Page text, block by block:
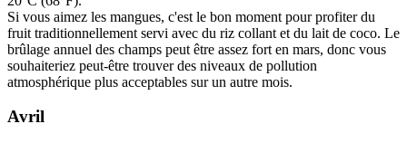
Si vous aimez les mangues, c'est le bon moment pour profiter du
fruit traditionnellement servi avec du riz collant et du lait de coco. Le
brûlage annuel des champs peut être assez fort en mars, donc vous
souhaiteriez peut-être trouver des niveaux de pollution
atmosphérique plus acceptables sur un autre mois.
Avril